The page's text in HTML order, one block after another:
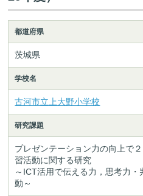
都道府県
茨城県
学校名
古河市立上大野小学校
研究課題
プレゼンテーション力の向上で
習活動に関する研究
～ICT活用で伝える力，思考力
動～